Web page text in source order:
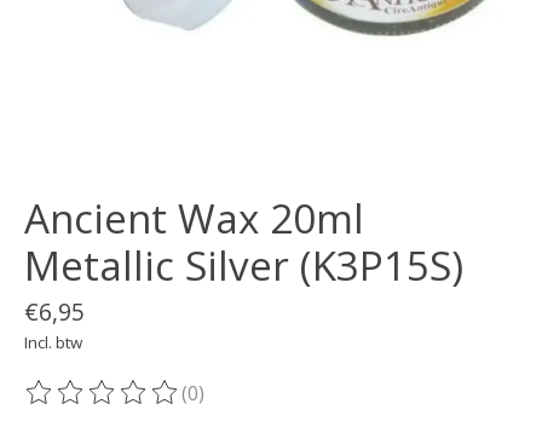
Ancient Wax 20ml
Metallic Silver (K3P15S)
€6,95
Incl. btw
De beoordeling van dit product is
(0)